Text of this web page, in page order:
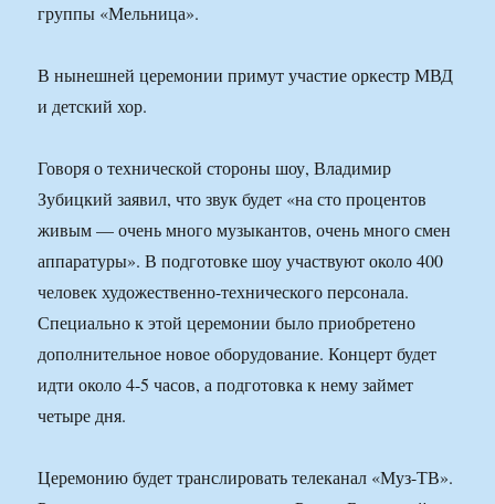
группы «Мельница».
В нынешней церемонии примут участие оркестр МВД
и детский хор.
Говоря о технической стороны шоу, Владимир
Зубицкий заявил, что звук будет «на сто процентов
живым — очень много музыкантов, очень много смен
аппаратуры». В подготовке шоу участвуют около 400
человек художественно-технического персонала.
Специально к этой церемонии было приобретено
дополнительное новое оборудование. Концерт будет
идти около 4-5 часов, а подготовка к нему займет
четыре дня.
Церемонию будет транслировать телеканал «Муз-ТВ».